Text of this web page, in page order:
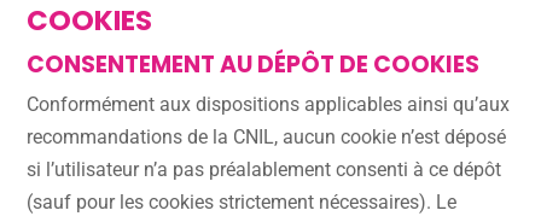
COOKIES
CONSENTEMENT AU DÉPÔT DE COOKIES
Conformément aux dispositions applicables ainsi qu’aux
recommandations de la CNIL, aucun cookie n’est déposé
si l’utilisateur n’a pas préalablement consenti à ce dépôt
(sauf pour les cookies strictement nécessaires). Le